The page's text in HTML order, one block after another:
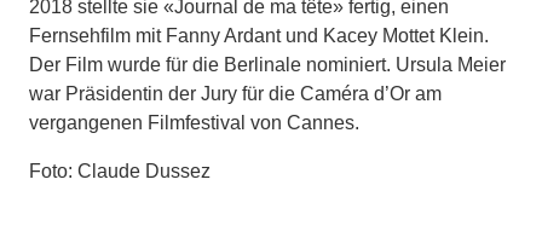
2018 stellte sie «Journal de ma tête» fertig, einen
Fernsehfilm mit Fanny Ardant und Kacey Mottet Klein.
Der Film wur­de für die Berlinale nominiert. Ursula Meier
war Präsi­dentin der Jury für die Caméra d’Or am
vergangenen Filmfestival von Cannes.
Foto: Claude Dussez